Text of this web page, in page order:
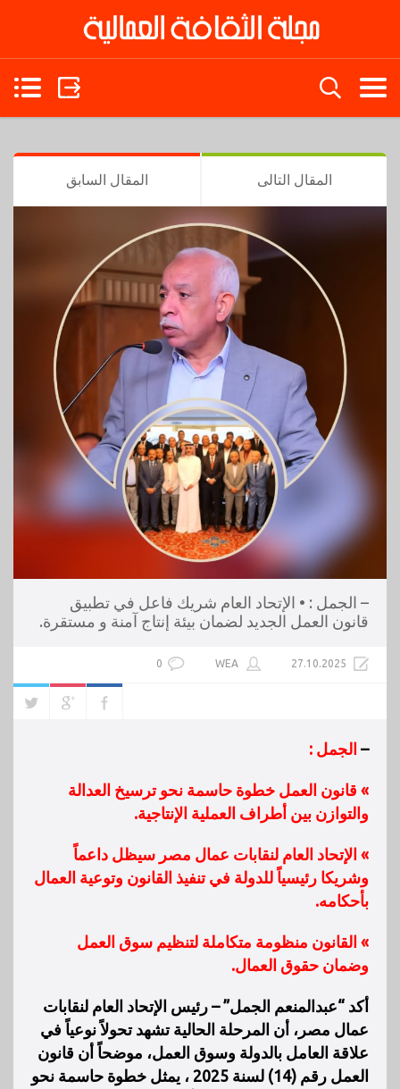
in
المقال التالى المقال السابق
– الجمل : • الإتحاد العام شريك فاعل في تطبيق
قانون العمل الجديد لضمان بيئة إنتاج آمنة و مستقرة.
27.10.2025
WEA
0
– الجمل :
» قانون العمل خطوة حاسمة نحو ترسيخ العدالة
والتوازن بين أطراف العملية الإنتاجية.
» الإتحاد العام لنقابات عمال مصر سيظل داعماً
وشريكا رئيسياً للدولة في تنفيذ القانون وتوعية العمال
بأحكامه.
» القانون منظومة متكاملة لتنظيم سوق العمل
وضمان حقوق العمال.
أكد “عبدالمنعم الجمل” – رئيس الإتحاد العام لنقابات
عمال مصر، أن المرحلة الحالية تشهد تحولاً نوعياً في
علاقة العامل بالدولة وسوق العمل، موضحاً أن قانون
العمل رقم (14) لسنة 2025 ، يمثل خطوة حاسمة نحو